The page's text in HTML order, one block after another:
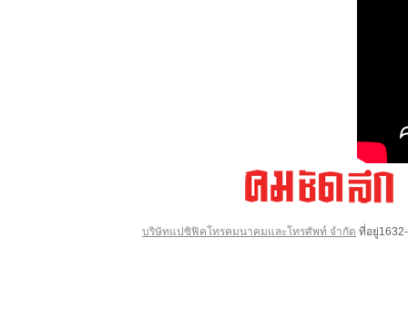
บริษัทแปซิฟิคโทรคมนาคมและโทรศัพท์ จำกัด ที่อยู่